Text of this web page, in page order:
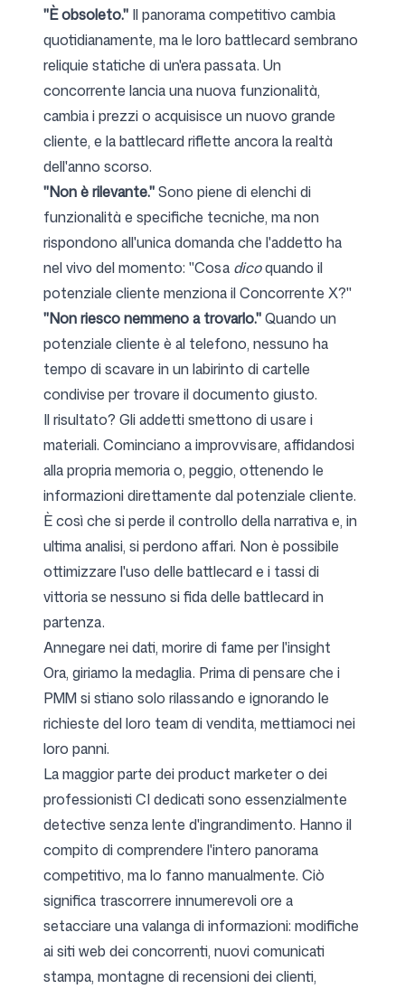
"È obsoleto." Il panorama competitivo cambia
quotidianamente, ma le loro battlecard sembrano
reliquie statiche di un'era passata. Un
concorrente lancia una nuova funzionalità,
cambia i prezzi o acquisisce un nuovo grande
cliente, e la battlecard riflette ancora la realtà
dell'anno scorso.
"Non è rilevante."Sono piene di elenchi di
funzionalità e specifiche tecniche, ma non
rispondono all'unica domanda che l'addetto ha
nel vivo del momento: "Cosa dicoquando il
potenziale cliente menziona il Concorrente X?"
"Non riesco nemmeno a trovarlo."Quando un
potenziale cliente è al telefono, nessuno ha
tempo di scavare in un labirinto di cartelle
condivise per trovare il documento giusto.
Il risultato? Gli addetti smettono di usare i
materiali. Cominciano a improvvisare, affidandosi
alla propria memoria o, peggio, ottenendo le
informazioni direttamente dal potenziale cliente.
È così che si perde il controllo della narrativa e, in
ultima analisi, si perdono affari. Non è possibile
ottimizzare l'uso delle battlecard e i tassi di
vittoria se nessuno si fida delle battlecard in
partenza.
Annegare nei dati, morire di fame per l'insight
Ora, giriamo la medaglia. Prima di pensare che i
PMM si stiano solo rilassando e ignorando le
richieste del loro team di vendita, mettiamoci nei
loro panni.
La maggior parte dei product marketer o dei
professionisti CI dedicati sono essenzialmente
detective senza lente d'ingrandimento. Hanno il
compito di comprendere l'intero panorama
competitivo, ma lo fanno manualmente. Ciò
significa trascorrere innumerevoli ore a
setacciare una valanga di informazioni: modifiche
ai siti web dei concorrenti, nuovi comunicati
stampa, montagne di recensioni dei clienti,